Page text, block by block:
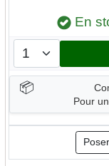
En
📦
Pour